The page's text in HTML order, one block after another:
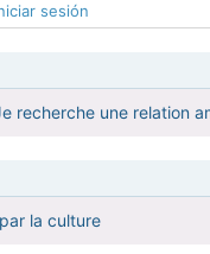
sesión
recherche une relation
la culture